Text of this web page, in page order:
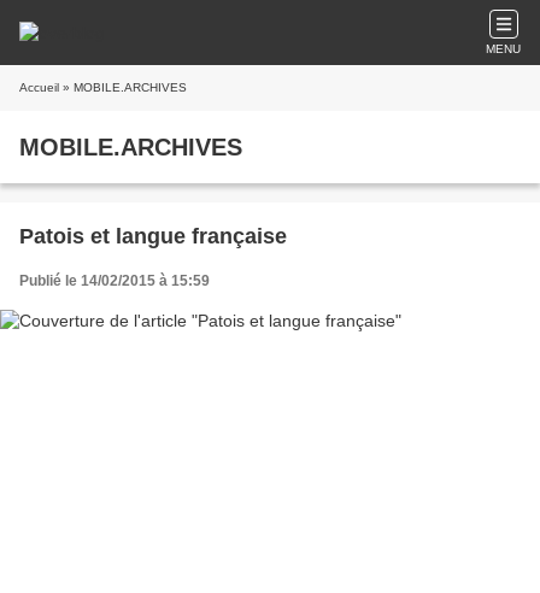
MENU
Accueil » MOBILE.ARCHIVES
MOBILE.ARCHIVES
Patois et langue française
Publié le 14/02/2015 à 15:59